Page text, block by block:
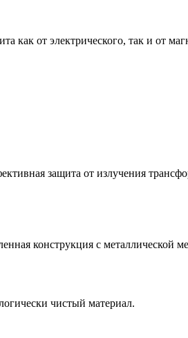
как от электрического, так и от
защита от излучения
конструкция с металлической
чистый материал.